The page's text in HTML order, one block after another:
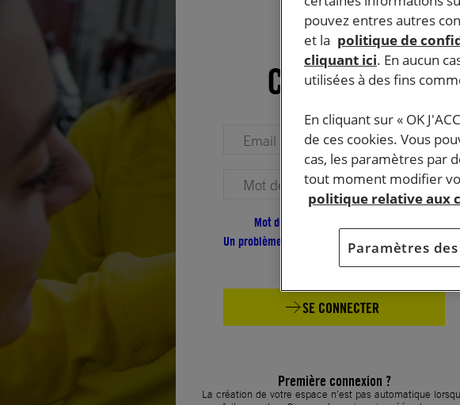
Mon
Connexion
Votre adresse email (obligatoire)
Votre mot de passe (obligatoire)
Mot de passe oublié ?
Un problème de connexion ?
SE CONNECTER
Première connexion ?
La création de votre espace n’est pas automatique
pouvez entres autres
et la politique de
cliquant ici. En aucun
utilisées à des fins
En cliquant sur « OK
de ces cookies. Vous
cas, les paramètres par
tout moment modifier
politique relative aux
Paramètres